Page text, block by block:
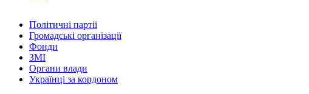
Політичні партії
Громадські організації
Фонди
ЗМІ
Органи влади
Українці за кордоном